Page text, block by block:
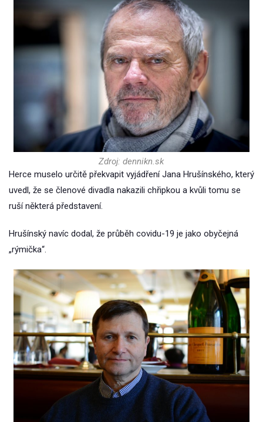
Zdroj: dennikn.sk
Herce muselo určitě překvapit vyjádření Jana Hrušínského, který
uvedl, že se členové divadla nakazili chřipkou a kvůli tomu se
ruší některá představení.
Hrušínský navíc dodal, že průběh covidu-19 je jako obyčejná
„rýmička“.